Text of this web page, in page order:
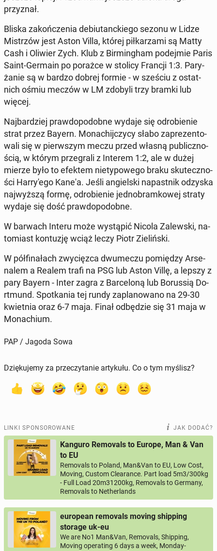
przy­znał.
Bliska za­koń­cze­nia de­biu­tanc­kie­go sezonu w Lidze
Mi­strzów jest Aston Villa, której pił­ka­rza­mi są Matty
Cash i Oliwier Zych. Klub z Bir­ming­ham po­dej­mie Paris
Saint-Germain po porażce w stolicy Francji 1:3. Pa­ry­
ża­nie są w bardzo dobrej formie - w sześciu z ostat­
nich ośmiu meczów w LM zdobyli trzy bramki lub
więcej.
Naj­bar­dziej praw­do­po­dob­ne wydaje się od­ro­bie­nie
strat przez Bayern. Mo­na­chij­czy­cy słabo za­pre­zen­to­
wa­li się w pierw­szym meczu przed własną pu­blicz­no­
ścią, w którym prze­gra­li z Interem 1:2, ale w dużej
mierze było to efektem nie­ty­po­we­go braku sku­tecz­no­
ści Har­ry­'e­go Kane'a. Jeśli an­giel­ski na­past­nik odzyska
naj­wyż­szą formę, od­ro­bie­nie jed­no­bram­ko­wej straty
wydaje się dość praw­do­po­dob­ne.
W barwach Interu może wy­stą­pić Nicola Za­lew­ski, na­
to­miast kon­tu­zję wciąż leczy Piotr Zie­liń­ski.
W pół­fi­na­łach zwy­cięz­ca dwu­me­czu po­mię­dzy Ar­se­
na­lem a Realem trafi na PSG lub Aston Villę, a lepszy z
pary Bayern - Inter zagra z Bar­ce­lo­ną lub Bo­rus­sią Do­
rt­mund. Spo­tka­nia tej rundy za­pla­no­wa­no na 29-30
kwiet­nia oraz 6-7 maja. Finał od­bę­dzie się 31 maja w
Mo­na­chium.
PAP / Jagoda Sowa
Dziękujemy za przeczytanie artykułu. Co o tym myślisz?
LINKI SPONSOROWANE JAK DODAĆ?
Kanguro Removals to Europe, Man & Van
to EU
Removals to Poland, Man&Van to EU, Low Cost,
Moving, Custom Clearance. Part load 5m3/300kg
- Full Load 20m31200kg, Removals to Germany,
Removals to Netherlands
european removals moving shipping
storage uk-eu
We are No1 Man&Van, Removals, Shipping,
Moving operating 6 days a week, Monday-